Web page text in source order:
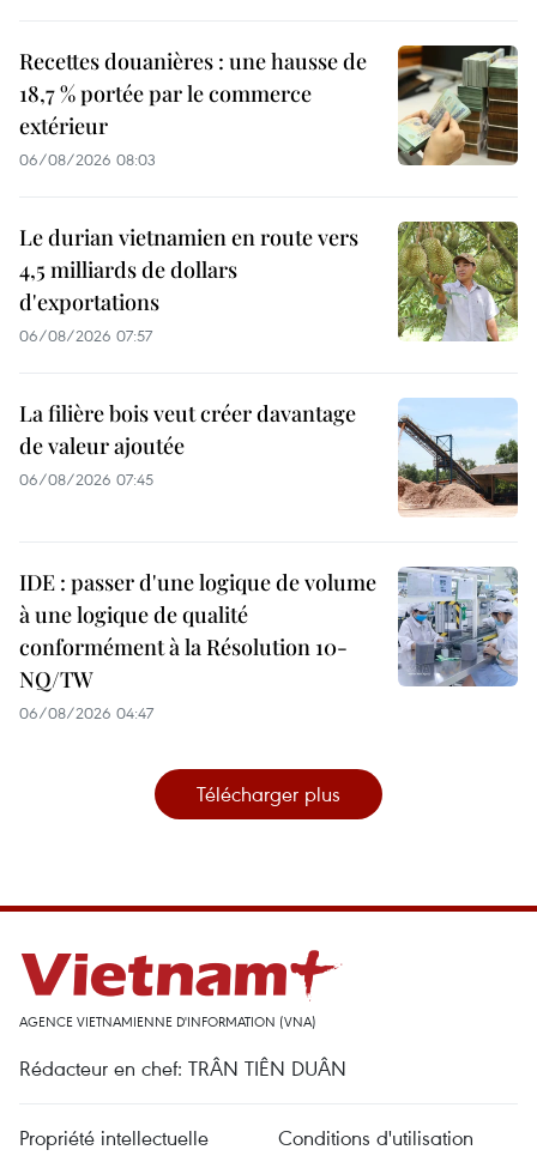
Recettes douanières : une hausse de
18,7 % portée par le commerce
extérieur
06/08/2026 08:03
Le durian vietnamien en route vers
4,5 milliards de dollars
d'exportations
06/08/2026 07:57
La filière bois veut créer davantage
de valeur ajoutée
06/08/2026 07:45
IDE : passer d'une logique de volume
à une logique de qualité
conformément à la Résolution 10-
NQ/TW
06/08/2026 04:47
Télécharger plus
AGENCE VIETNAMIENNE D'INFORMATION (VNA)
Rédacteur en chef: TRÂN TIÊN DUÂN
Propriété intellectuelle Conditions d'utilisation